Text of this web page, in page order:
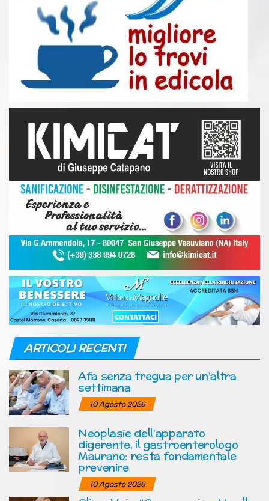
ARTICOLI RECENTI
Afa senza tregua per un’altra
settimana
10 Agosto 2026
Neoplasie dell’apparato
digerente, il gastroenterologo
Maurano: resta fondamentale
prevenire
10 Agosto 2026